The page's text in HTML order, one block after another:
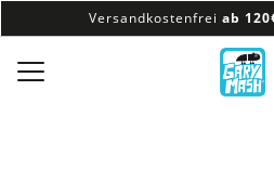
Versandkostenfrei ab
100% veganes & fair
Versandkostenfrei ab 120€